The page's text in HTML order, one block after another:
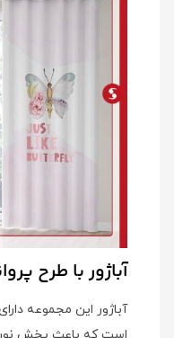
آباژور با طرح
آباژور این مجموعه
است که باعث پخش نور